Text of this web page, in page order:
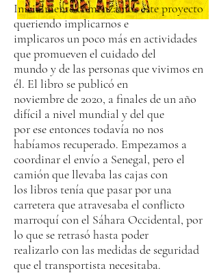
Inicialmente comenzamos este proyecto
queriendo implicarnos e
implicaros un poco más en actividades
que promueven el cuidado del
mundo y de las personas que vivimos en
él. El libro se publicó en
noviembre de 2020, a finales de un año
difícil a nivel mundial y del que
por ese entonces todavía no nos
habíamos recuperado. Empezamos a
coordinar el envío a Senegal, pero el
camión que llevaba las cajas con
los libros tenía que pasar por una
carretera que atravesaba el conflicto
marroquí con el Sáhara Occidental, por
lo que se retrasó hasta poder
realizarlo con las medidas de seguridad
que el transportista necesitaba.